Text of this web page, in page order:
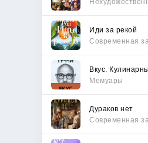
Иди за рекой
Вкус.
Мемуары
Дураков нет